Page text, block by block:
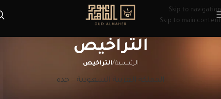
Skip to navigation
Skip to main content
التراخيص
الرئيسية/التراخيص
المملكة العربية السعودية – جده